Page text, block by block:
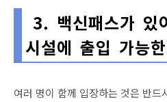
3. 백신패스가 있
시설에 출입 가능
여러 명이 함께 입장하는 것은 반드